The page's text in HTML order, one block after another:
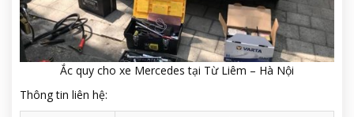
Ắc quy cho xe Mercedes tại Từ Liêm – Hà Nội
Thông tin liên hệ: